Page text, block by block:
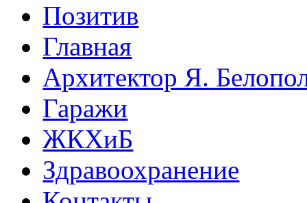
Позитив
Главная
Архитектор Я.
Гаражи
ЖКХиБ
Здравоохранение